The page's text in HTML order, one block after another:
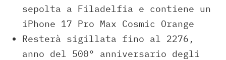
sepolta a Filadelfia e contiene un
iPhone 17 Pro Max Cosmic Orange
Resterà sigillata fino al 2276,
anno del 500° anniversario degli